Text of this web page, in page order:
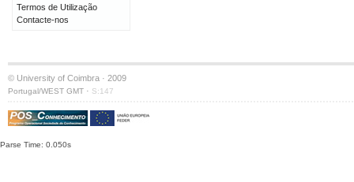
Termos de Utilização
Contacte-nos
© University of Coimbra · 2009
Portugal/WEST GMT · S:147
Parse Time: 0.050s